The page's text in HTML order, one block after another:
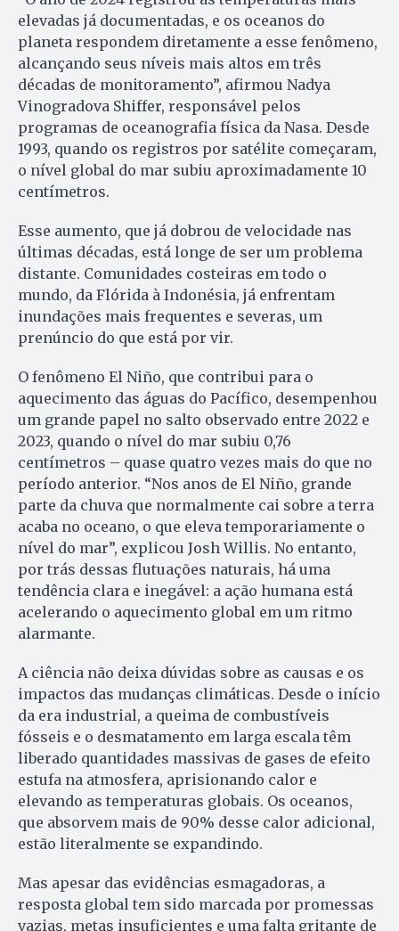
elevadas já documentadas, e os oceanos do
planeta respondem diretamente a esse fenômeno,
alcançando seus níveis mais altos em três
décadas de monitoramento”, afirmou Nadya
Vinogradova Shiffer, responsável pelos
programas de oceanografia física da Nasa. Desde
1993, quando os registros por satélite começaram,
o nível global do mar subiu aproximadamente 10
centímetros.
Esse aumento, que já dobrou de velocidade nas
últimas décadas, está longe de ser um problema
distante. Comunidades costeiras em todo o
mundo, da Flórida à Indonésia, já enfrentam
inundações mais frequentes e severas, um
prenúncio do que está por vir.
O fenômeno El Niño, que contribui para o
aquecimento das águas do Pacífico, desempenhou
um grande papel no salto observado entre 2022 e
2023, quando o nível do mar subiu 0,76
centímetros – quase quatro vezes mais do que no
período anterior. “Nos anos de El Niño, grande
parte da chuva que normalmente cai sobre a terra
acaba no oceano, o que eleva temporariamente o
nível do mar”, explicou Josh Willis. No entanto,
por trás dessas flutuações naturais, há uma
tendência clara e inegável: a ação humana está
acelerando o aquecimento global em um ritmo
alarmante.
A ciência não deixa dúvidas sobre as causas e os
impactos das mudanças climáticas. Desde o início
da era industrial, a queima de combustíveis
fósseis e o desmatamento em larga escala têm
liberado quantidades massivas de gases de efeito
estufa na atmosfera, aprisionando calor e
elevando as temperaturas globais. Os oceanos,
que absorvem mais de 90% desse calor adicional,
estão literalmente se expandindo.
Mas apesar das evidências esmagadoras, a
resposta global tem sido marcada por promessas
vazias, metas insuficientes e uma falta gritante de